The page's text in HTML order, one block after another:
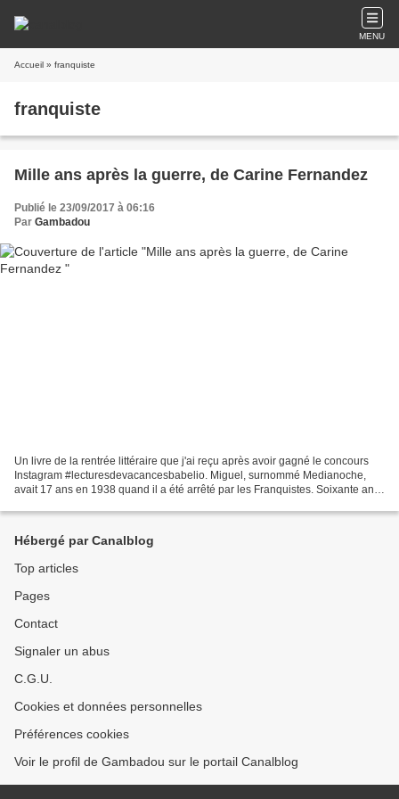
MENU
Accueil » franquiste
franquiste
Mille ans après la guerre, de Carine Fernandez
Publié le 23/09/2017 à 06:16
Par Gambadou
Un livre de la rentrée littéraire que j'ai reçu après avoir gagné le concours
Instagram #lecturesdevacancesbabelio. Miguel, surnommé Medianoche,
avait 17 ans en 1938 quand il a été arrêté par les Franquistes. Soixante ans
Hébergé par Canalblog
Top articles
Pages
Contact
Signaler un abus
C.G.U.
Cookies et données personnelles
Préférences cookies
Voir le profil de Gambadou sur le portail Canalblog